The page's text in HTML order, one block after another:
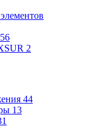
56
2
44
13